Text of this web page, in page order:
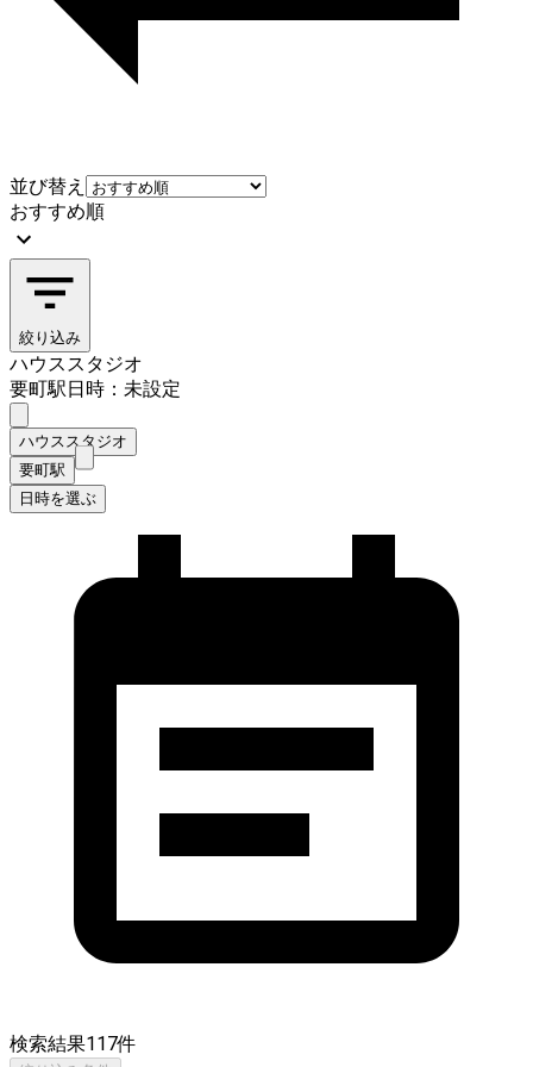
並び替え
おすすめ順
絞り込み
ハウススタジオ
要町駅日時：未設定
ハウススタジオ
要町駅
日時を選ぶ
検索結果117件